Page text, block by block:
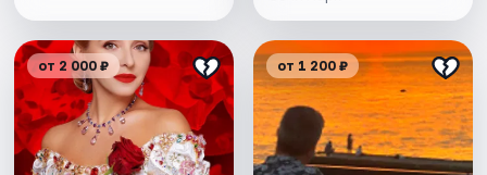
от 2 000 ₽ от 1 200 ₽